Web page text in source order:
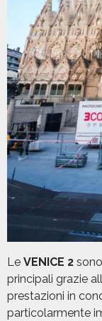
Le VENICE 2
principali grazie
prestazioni in
particolarmente